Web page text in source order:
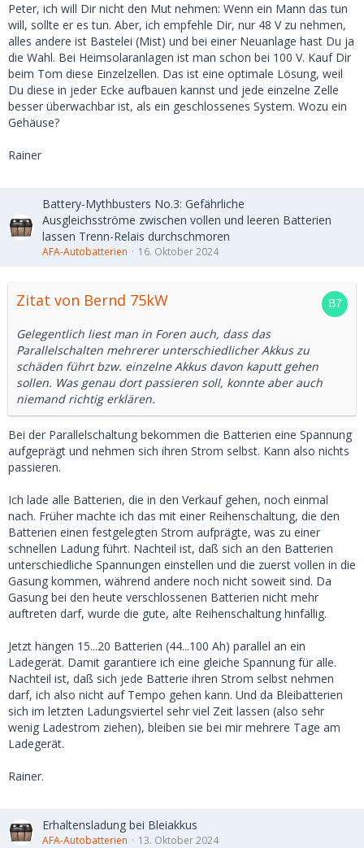
Peter, ich will Dir nicht den Mut nehmen: Wenn ein Mann das tun
will, sollte er es tun. Aber, ich empfehle Dir, nur 48 V zu nehmen,
alles andere ist Bastelei (Mist) und bei einer Neuanlage hast Du ja
die Wahl. Bei Heimsolaranlagen ist man schon bei 100 V. Kauf Dir
beim Tom diese Einzelzellen. Das ist eine optimale Lösung, weil
Du diese in jeder Ecke aufbauen kannst und jede einzelne Zelle
besser überwachbar ist, als ein geschlossenes System. Wozu ein
Gehäuse?
Rainer
Battery-Mythbusters No.3: Gefährliche
Ausgleichsströme zwischen vollen und leeren Batterien
lassen Trenn-Relais durchschmoren
AFA-Autobatterien 16. Oktober 2024
Zitat von Bernd 75kW
Gelegentlich liest man in Foren auch, dass das
Parallelschalten mehrerer unterschiedlicher Akkus zu
schäden führt bzw. einzelne Akkus davon kaputt gehen
sollen. Was genau dort passieren soll, konnte aber auch
niemand richtig erklären.
Bei der Parallelschaltung bekommen die Batterien eine Spannung
aufgeprägt und nehmen sich ihren Strom selbst. Kann also nichts
passieren.
Ich lade alle Batterien, die in den Verkauf gehen, noch einmal
nach. Früher machte ich das mit einer Reihenschaltung, die den
Batterien einen festgelegten Strom aufprägte, was zu einer
schnellen Ladung führt. Nachteil ist, daß sich an den Batterien
unterschiedliche Spannungen einstellen und die zuerst vollen in die
Gasung kommen, während andere noch nicht soweit sind. Da
Gasung bei den heute verschlossenen Batterien nicht mehr
auftreten darf, wurde die gute, alte Reihenschaltung hinfällig.
Jetzt hängen 15...20 Batterien (44...100 Ah) parallel an ein
Ladegerät. Damit garantiere ich eine gleiche Spannung für alle.
Nachteil ist, daß sich jede Batterie ihren Strom selbst nehmen
darf, ich also nicht auf Tempo gehen kann. Und da Bleibatterien
sich im letzten Ladungsviertel sehr viel Zeit lassen (also sehr
wenig Ladestrom ziehen), bleiben sie bei mir mehrere Tage am
Ladegerät.
Rainer.
Erhaltensladung bei Bleiakkus
AFA-Autobatterien 13. Oktober 2024